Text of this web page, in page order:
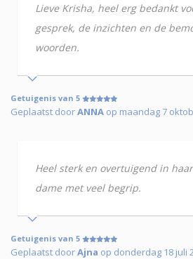
Lieve Krisha, heel erg bedankt
gesprek, de inzichten en de
woorden.
Getuigenis van 5
Geplaatst doorANNA op maandag 7
Heel sterk en overtuigend in
dame met veel begrip.
Getuigenis van 5
Geplaatst doorAjna op donderdag 18 juli